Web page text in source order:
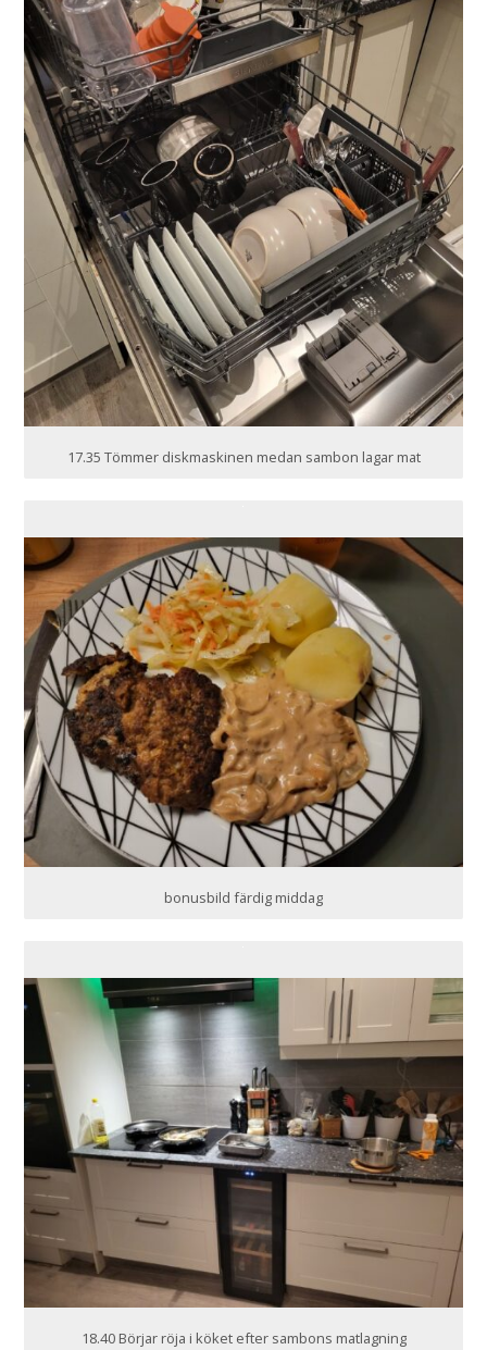
17.35 Tömmer diskmaskinen medan sambon lagar mat
bonusbild färdig middag
18.40 Börjar röja i köket efter sambons matlagning